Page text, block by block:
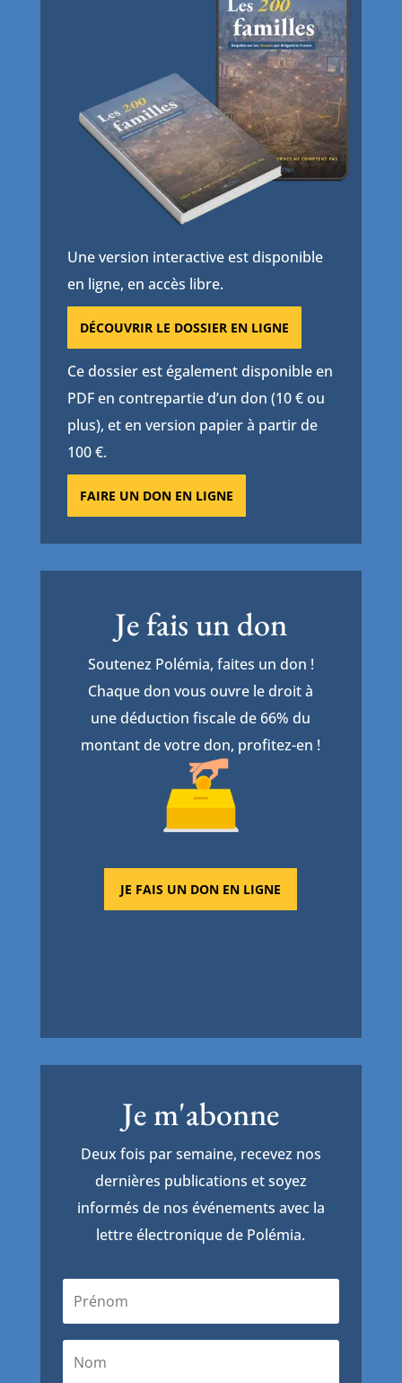
Une version interactive est disponible
en ligne, en accès libre.
DÉCOUVRIR LE DOSSIER EN LIGNE
Ce dossier est également disponible en
PDF en contrepartie d’un don (10 € ou
plus), et en version papier à partir de
100 €.
FAIRE UN DON EN LIGNE
Je fais un don
Soutenez Polémia, faites un don !
Chaque don vous ouvre le droit à
une déduction fiscale de 66% du
montant de votre don, profitez-en !
JE FAIS UN DON EN LIGNE
Je m'abonne
Deux fois par semaine, recevez nos
dernières publications et soyez
informés de nos événements avec la
lettre électronique de Polémia.